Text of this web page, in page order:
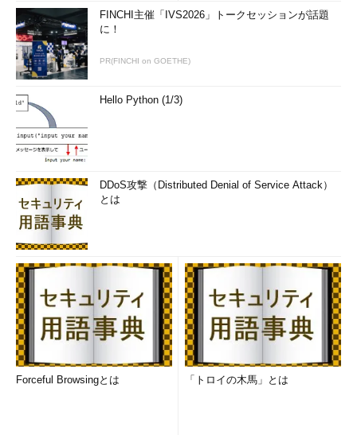
FINCHI主催「IVS2026」トークセッションが話題
に！
PR(FINCHI on GOETHE)
Hello Python (1/3)
DDoS攻撃（Distributed Denial of Service Attack）
とは
Forceful Browsingとは 「トロイの木馬」とは